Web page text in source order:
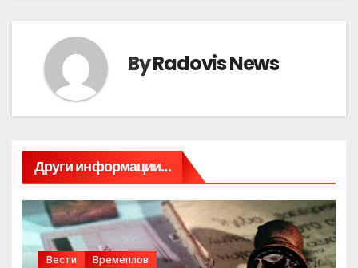
ByRadovis News
Други информации...
Вести Времеплов